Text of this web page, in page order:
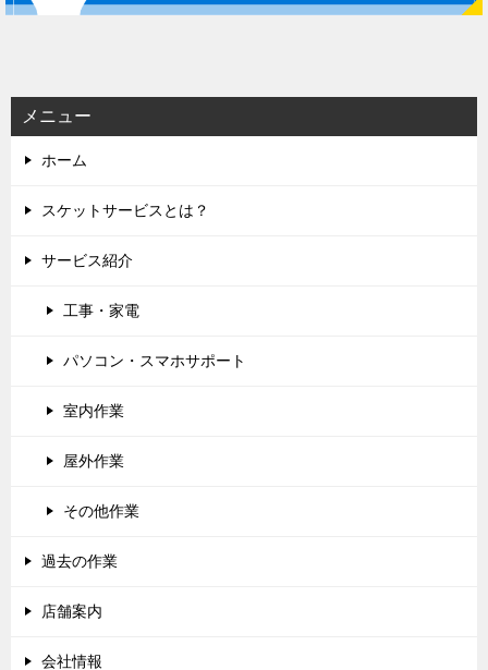
ー
ンメニュー
ホーム
スケットサービスとは？
サービス紹介
工事・家電
パソコン・スマホサポート
室内作業
屋外作業
その他作業
過去の作業
店舗案内
会社情報